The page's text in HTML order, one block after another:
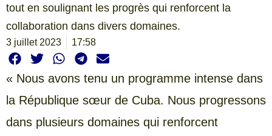
tout en soulignant les progrès qui renforcent la
collaboration dans divers domaines.
3 juillet 2023 17:58
« Nous avons tenu un programme intense dans
la République sœur de Cuba. Nous progressons
dans plusieurs domaines qui renforcent